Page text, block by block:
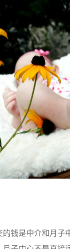
钱是中介和月子